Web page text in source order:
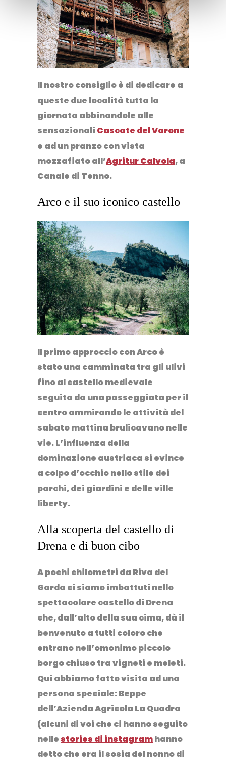
Il nostro consiglio è di dedicare a
queste due località tutta la
giornata abbinandole alle
sensazionali Cascate del Varone
e ad un pranzo con vista
mozzafiato all’Agritur Calvola, a
Canale di Tenno.
Arco e il suo iconico castello
Il primo approccio con Arco è
stato una camminata tra gli ulivi
fino al castello medievale
seguita da una passeggiata per il
centro ammirando le attività del
sabato mattina brulicavano nelle
vie. L’influenza della
dominazione austriaca si evince
a colpo d’occhio nello stile dei
parchi, dei giardini e delle ville
liberty.
Alla scoperta del castello di
Drena e di buon cibo
A pochi chilometri da Riva del
Garda ci siamo imbattuti nello
spettacolare castello di Drena
che, dall’alto della sua cima, dà il
benvenuto a tutti coloro che
entrano nell’omonimo piccolo
borgo chiuso tra vigneti e meleti.
Qui abbiamo fatto visita ad una
persona speciale: Beppe
dell’Azienda Agricola La Quadra
(alcuni di voi che ci hanno seguito
nellestories di instagramhanno
detto che era il sosia del nonno di